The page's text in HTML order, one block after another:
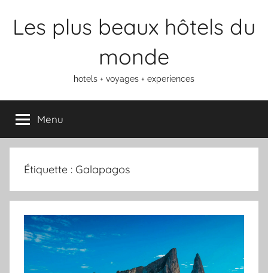
Les plus beaux hôtels du
monde
hotels + voyages + experiences
Menu
Étiquette : Galapagos